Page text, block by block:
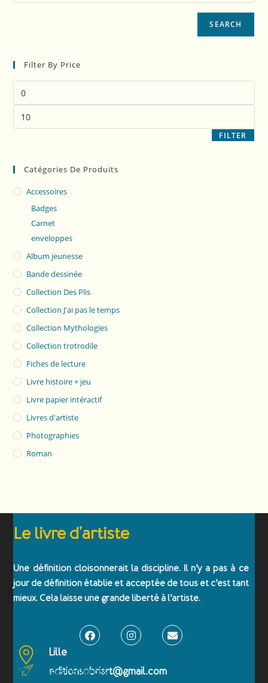
SEARCH
Filter By Price
FILTER
Catégories De Produits
Accessoires
Badges
Carnet
enveloppes
Album jeunesse
Bande dessinée
Collection Des Plis
Collection J'ai pas le temps
Collection Mythologies
Collection trotrodile
Fiches de lecture
Livre histoire + jeu
Livre papier intéractif
Livres d'artiste
Photographies
Roman
Le livre d'artiste
Une définition cloisonnerait la discipline. Il n’y a pas à ce
jour de définition établie et acceptée de tous et c’est tant
mieux. Cela laisse une grande liberté à l’artiste.
Lille
editionsobriart@gmail.com
Emballages renforcés